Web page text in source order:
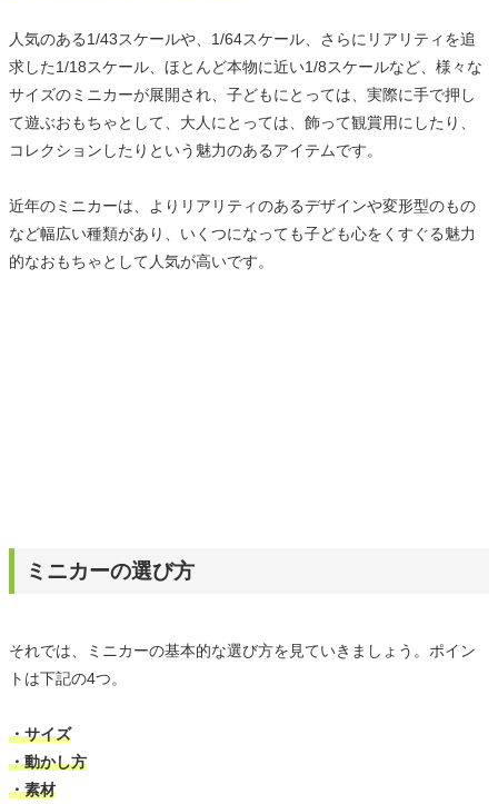
人気のある1/43スケールや、1/64スケール、さらにリアリティを追
求した1/18スケール、ほとんど本物に近い1/8スケールなど、様々な
サイズのミニカーが展開され、子どもにとっては、実際に手で押し
て遊ぶおもちゃとして、大人にとっては、飾って観賞用にしたり、
コレクションしたりという魅力のあるアイテムです。
近年のミニカーは、よりリアリティのあるデザインや変形型のもの
など幅広い種類があり、いくつになっても子ども心をくすぐる魅力
的なおもちゃとして人気が高いです。
ミニカーの選び方
それでは、ミニカーの基本的な選び方を見ていきましょう。ポイン
トは下記の4つ。
・サイズ
・動かし方
・素材